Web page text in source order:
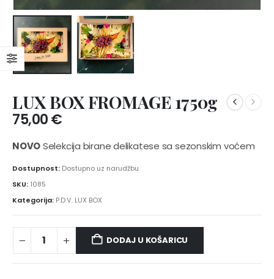
LUX BOX FROMAGE 1750g
75,00€
NOVOSelekcija birane delikatese sa sezonskim voćem
Dostupnost: Dostupno uz narudžbu
SKU: 1085
Kategorija: P.D.V. LUX BOX
DODAJ U KOŠARICU